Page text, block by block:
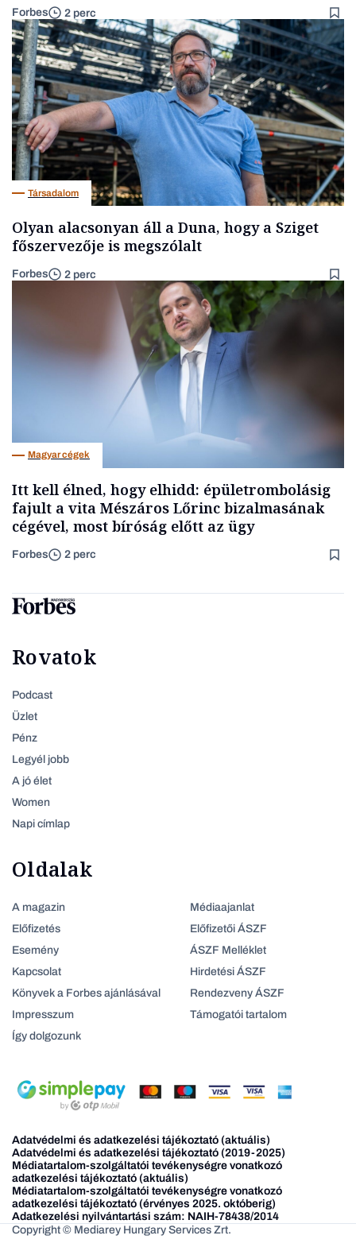
Forbes 2 perc
Társadalom
Olyan alacsonyan áll a Duna, hogy a Sziget
főszervezője is megszólalt
Forbes 2 perc
Magyar cégek
Itt kell élned, hogy elhidd: épületrombolásig
fajult a vita Mészáros Lőrinc bizalmasának
cégével, most bíróság előtt az ügy
Forbes 2 perc
Rovatok
Podcast
Üzlet
Pénz
Legyél jobb
A jó élet
Women
Napi címlap
Oldalak
A magazin
Előfizetés
Esemény
Kapcsolat
Könyvek a Forbes ajánlásával
Impresszum
Így dolgozunk
Médiaajanlat
Előfizetői ÁSZF
ÁSZF Melléklet
Hirdetési ÁSZF
Rendezveny ÁSZF
Támogatói tartalom
Adatvédelmi és adatkezelési tájékoztató (aktuális)
Adatvédelmi és adatkezelési tájékoztató (2019-2025)
Médiatartalom-szolgáltatói tevékenységre vonatkozó
adatkezelési tájékoztató (aktuális)
Médiatartalom-szolgáltatói tevékenységre vonatkozó
adatkezelési tájékoztató (érvényes 2025. októberig)
Adatkezelési nyilvántartási szám: NAIH-78438/2014
Copyright © Mediarey Hungary Services Zrt.